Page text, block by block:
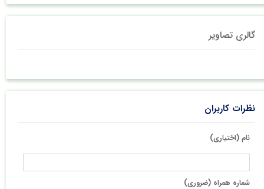
گالری تصاویر
نظرات کاربران
نام (اختیاری)
شماره همراه (ضروری)